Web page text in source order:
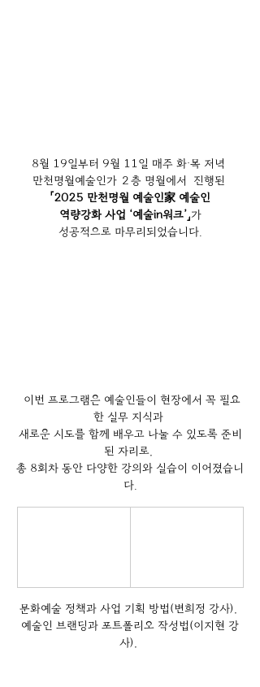
8월 19일부터 9월 11일 매주 화·목 저녁
만천명월예술인가 ２층 명월에서  진행된
「2025 만천명월 예술인家 예술인
역량강화 사업 ‘예술in워크’」가
성공적으로 마무리되었습니다.
한 실무 지식과
새로운 시도를 함께 배우고 나눌 수 있도록 준비
된 자리로,
총 8회차 동안 다양한 강의와 실습이 이어졌습니
다.
문화예술 정책과 사업 기획 방법(변희정 강사),
예술인 브랜딩과 포트폴리오 작성법(이지현 강
사),